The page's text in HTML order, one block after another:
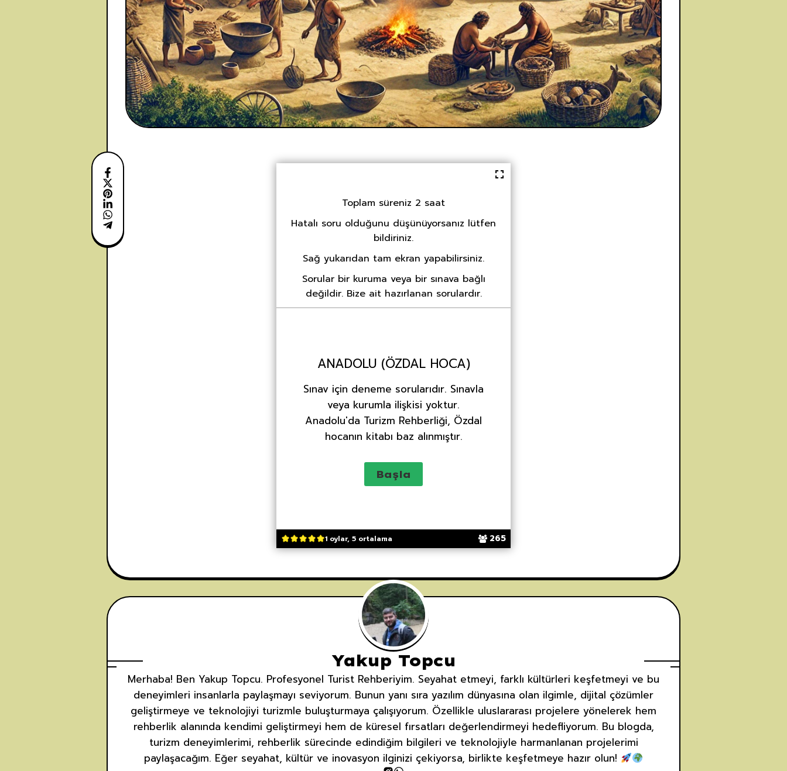
1 oylar, 5 ortalama 265
Toplam süreniz 2 saat
Hatalı soru olduğunu düşünüyorsanız lütfen
bildiriniz.
Sağ yukarıdan tam ekran yapabilirsiniz.
Sorular bir kuruma veya bir sınava bağlı
değildir. Bize ait hazırlanan sorulardır.
ANADOLU (ÖZDAL HOCA)
Sınav için deneme sorularıdır. Sınavla
veya kurumla ilişkisi yoktur.
Anadolu'da Turizm Rehberliği, Özdal
hocanın kitabı baz alınmıştır.
Yakup Topcu
Merhaba! Ben Yakup Topcu. Profesyonel Turist Rehberiyim. Seyahat etmeyi, farklı kültürleri keşfetmeyi ve bu
deneyimleri insanlarla paylaşmayı seviyorum. Bunun yanı sıra yazılım dünyasına olan ilgimle, dijital çözümler
geliştirmeye ve teknolojiyi turizmle buluşturmaya çalışıyorum. Özellikle uluslararası projelere yönelerek hem
rehberlik alanında kendimi geliştirmeyi hem de küresel fırsatları değerlendirmeyi hedefliyorum. Bu blogda,
turizm deneyimlerimi, rehberlik sürecinde edindiğim bilgileri ve teknolojiyle harmanlanan projelerimi
paylaşacağım. Eğer seyahat, kültür ve inovasyon ilginizi çekiyorsa, birlikte keşfetmeye hazır olun!